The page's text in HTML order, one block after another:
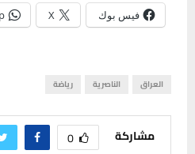
فيس بوك X
العراق الناصرية رياضة
مشاركة 0